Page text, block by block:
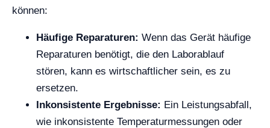
können:
Häufige Reparaturen: Wenn das Gerät häufige
Reparaturen benötigt, die den Laborablauf
stören, kann es wirtschaftlicher sein, es zu
ersetzen.
Inkonsistente Ergebnisse: Ein Leistungsabfall,
wie inkonsistente Temperaturmessungen oder